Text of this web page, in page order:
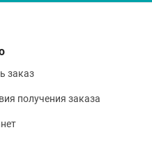
заказ
получения заказа